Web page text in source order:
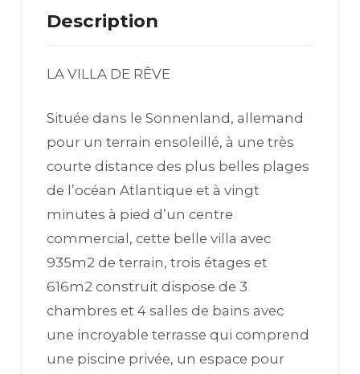
Description
LA VILLA DE RÊVE
Située dans le Sonnenland, allemand
pour un terrain ensoleillé, à une très
courte distance des plus belles plages
de l’océan Atlantique et à vingt
minutes à pied d’un centre
commercial, cette belle villa avec
935m2 de terrain, trois étages et
616m2 construit dispose de 3
chambres et 4 salles de bains avec
une incroyable terrasse qui comprend
une piscine privée, un espace pour